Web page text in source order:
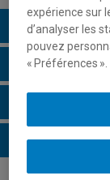
Description du
Horaire - Été
Horaire -
Horaire -
expérience sur
d’analyser les
pouvez
« Préférences ».